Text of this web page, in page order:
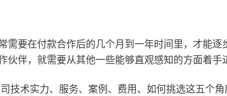
要在付款合作后的几个月到一年时间里，才能逐
伴，就需要从其他一些能够直观感知的方面着手
技术实力、服务、案例、费用、如何挑选这五个